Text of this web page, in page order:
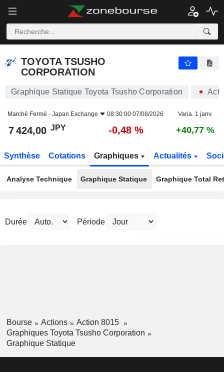
TOYOTA TSUSHO
CORPORATION
Graphique Statique Toyota Tsusho Corporation
Marché Fermé - Japan Exchange 08:30:00 07/08/2026 Varia. 1 janv.
7 424,00 JPY -0,48 % +40,77 %
Synthèse Cotations Graphiques Actualités
Analyse Technique Graphique Statique Graphique Total
Durée Période
Bourse Actions
Action 8015
Graphiques Toyota Tsusho Corporation
Graphique Statique